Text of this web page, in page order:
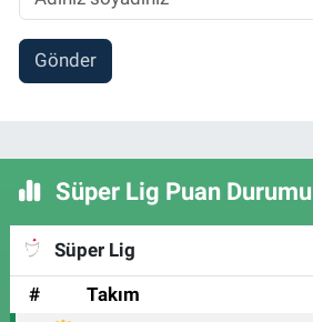
Gönder
Süper Lig Puan Durumu
Süper Lig
#
Takım